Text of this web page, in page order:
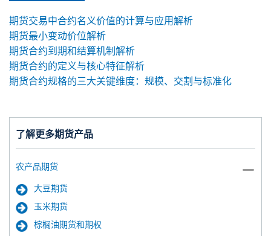
了解更多期货产品
农产品期货
大豆期货
玉米期货
棕榈油期货和期权
期货交易中合约名义价值的计算与应用解析
期货最小变动价位解析
期货合约到期和结算机制解析
期货合约的定义与核心特征解析
期货合约规格的三大关键维度：规模、交割与标准化